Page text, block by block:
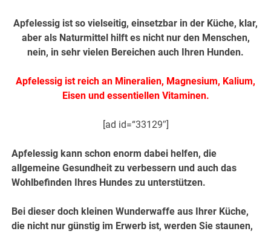
Apfelessig ist so vielseitig, einsetzbar in der Küche, klar,
aber als Naturmittel hilft es nicht nur den Menschen,
nein, in sehr vielen Bereichen auch Ihren Hunden.
Apfelessig ist reich an Mineralien, Magnesium, Kalium,
Eisen und essentiellen Vitaminen.
[ad id=“33129″]
Apfelessig kann schon enorm dabei helfen, die
allgemeine Gesundheit zu verbessern und auch das
Wohlbefinden Ihres Hundes zu unterstützen.
Bei dieser doch kleinen Wunderwaffe aus Ihrer Küche,
die nicht nur günstig im Erwerb ist, werden Sie staunen,